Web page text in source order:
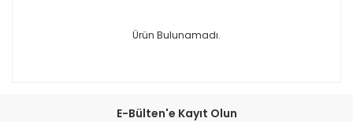
Ürün Bulunamadı.
E-Bülten'e Kayıt Olun